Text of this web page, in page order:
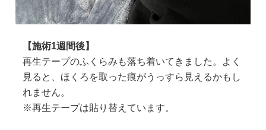
【施術1週間後】
再生テープのふくらみも落ち着いてきました。よく
見ると、ほくろを取った痕がうっすら見えるかもし
れません。
※再生テープは貼り替えています。